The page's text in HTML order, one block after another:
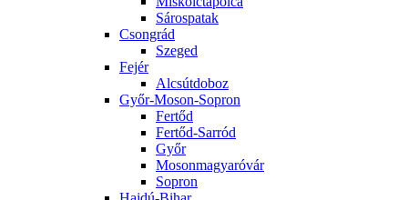
Sárospatak
Csongrád
Szeged
Fejér
Alcsútdoboz
Győr-Moson-Sopron
Fertőd
Fertőd-Sarród
Győr
Mosonmagyaróvár
Sopron